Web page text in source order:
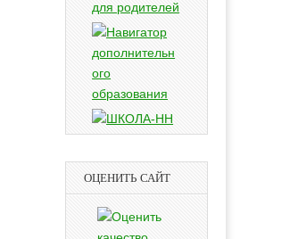
ОЦЕНИТЬ САЙТ